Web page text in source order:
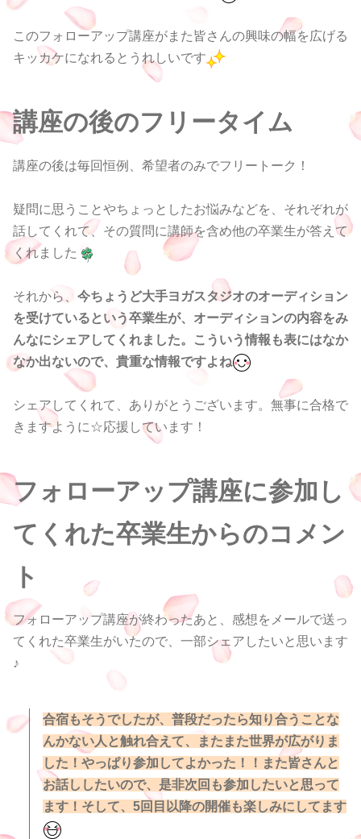
このフォローアップ講座がまた皆さんの興味の幅を広げる
キッカケになれるとうれしいです
講座の後のフリータイム
講座の後は毎回恒例、希望者のみでフリートーク！
疑問に思うことやちょっとしたお悩みなどを、それぞれが
話してくれて、その質問に講師を含め他の卒業生が答えて
くれました
それから、 今ちょうど大手ヨガスタジオのオーディション
を受けているという卒業生が、オーディションの内容をみ
んなにシェアしてくれました。こういう情報も表にはなか
なか出ないので、貴重な情報ですよね
シェアしてくれて、ありがとうございます。無事に合格で
きますように☆応援しています！
フォローアップ講座に参加し
てくれた卒業生からのコメン
ト
フォローアップ講座が終わったあと、感想をメールで送っ
てくれた卒業生がいたので、一部シェアしたいと思います
♪
合宿もそうでしたが、 普段だったら知り合うことな
んかない人と触れ合えて、
またまた世界が広がりま
した！️やっぱり参加してよかった！！また皆さんと
お話ししたいので、 是非次回も参加したいと思って
ます！そして、 5回目以降の開催も楽しみにしてます